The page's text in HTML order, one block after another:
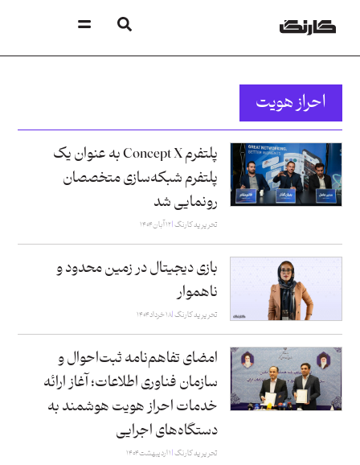
احراز هویت
پلتفرم Concept X به عنوان یک
پلتفرم شبکه‌سازی متخصصان
رونمایی شد
تحریریه کارنگ ۱۲ آبان ۱۴۰۴
بازی دیجیتال در زمین محدود و
ناهموار
تحریریه کارنگ ۱۸ خرداد ۱۴۰۴
امضای تفاهم‌نامه ثبت‌احوال و
سازمان فناوری اطلاعات؛ آغاز ارائه
خدمات احراز هویت هوشمند به
دستگاه‌های اجرایی
تحریریه کارنگ ۱ اردیبهشت ۱۴۰۴